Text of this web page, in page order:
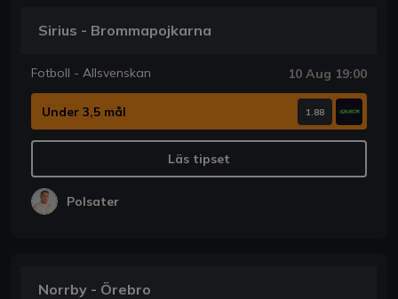
Sirius - Brommapojkarna
Fotboll - Allsvenskan 10 Aug 19:00
Under 3,5 mål 1.88
Läs tipset
Polsater
Norrby - Örebro